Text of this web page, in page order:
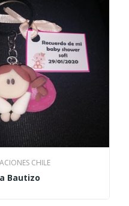
CHILE
Bautizo